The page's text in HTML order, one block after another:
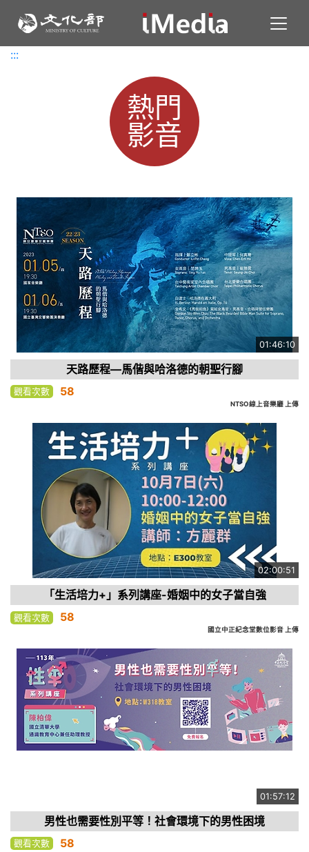
:::
:::
熱門
影音
01:46:10
天路歷程—馬偕與哈洛德的朝聖行腳
觀看次數 58
NTSO線上音樂廳 上傳
02:00:51
「生活培力+」系列講座-婚姻中的女子當自強
觀看次數 58
國立中正紀念堂數位影音 上傳
01:57:12
男性也需要性別平等！社會環境下的男性困境
觀看次數 58